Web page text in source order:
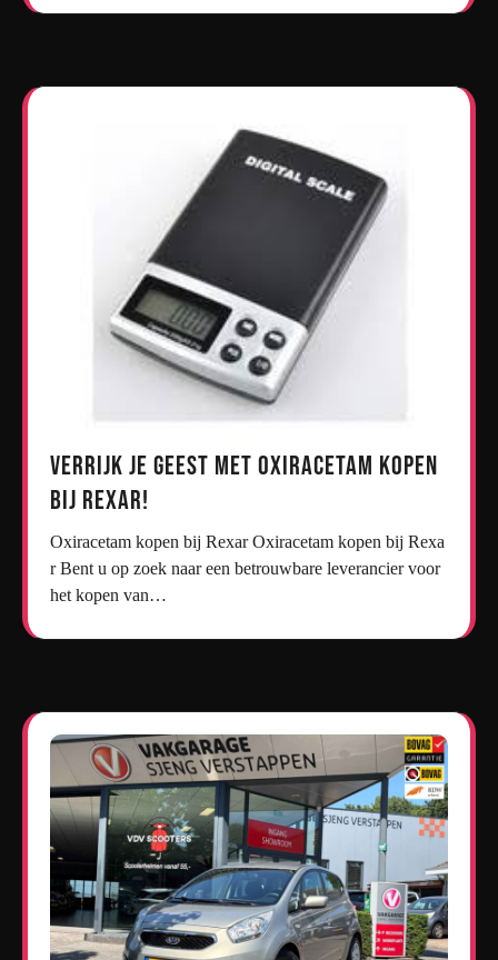
Verrijk je geest met oxiracetam kopen
bij Rexar!
Oxiracetam kopen bij Rexar Oxiracetam kopen bij Rexa
r Bent u op zoek naar een betrouwbare leverancier voor
het kopen van…